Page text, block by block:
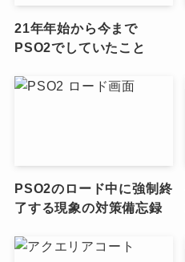
21年年始から今まで
PSO2でしていたこと
PSO2のロード中に強制終
了する現象の対策備忘録